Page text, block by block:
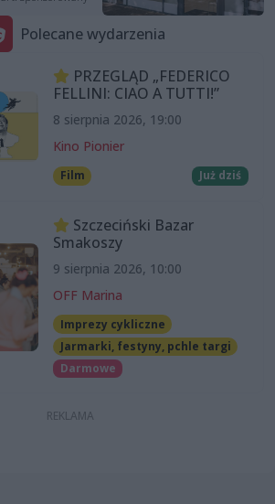
Polecane wydarzenia
PRZEGLĄD „FEDERICO
FELLINI: CIAO A TUTTI!”
8 sierpnia 2026, 19:00
Kino Pionier
Film Już dziś
Szczeciński Bazar
Smakoszy
9 sierpnia 2026, 10:00
OFF Marina
Imprezy cykliczne
Jarmarki, festyny, pchle targi
Darmowe